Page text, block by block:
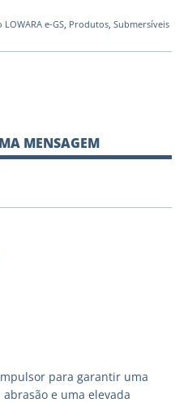
e-GS, Produtos, Submersíveis
MENSAGEM
para garantir uma
e uma elevada